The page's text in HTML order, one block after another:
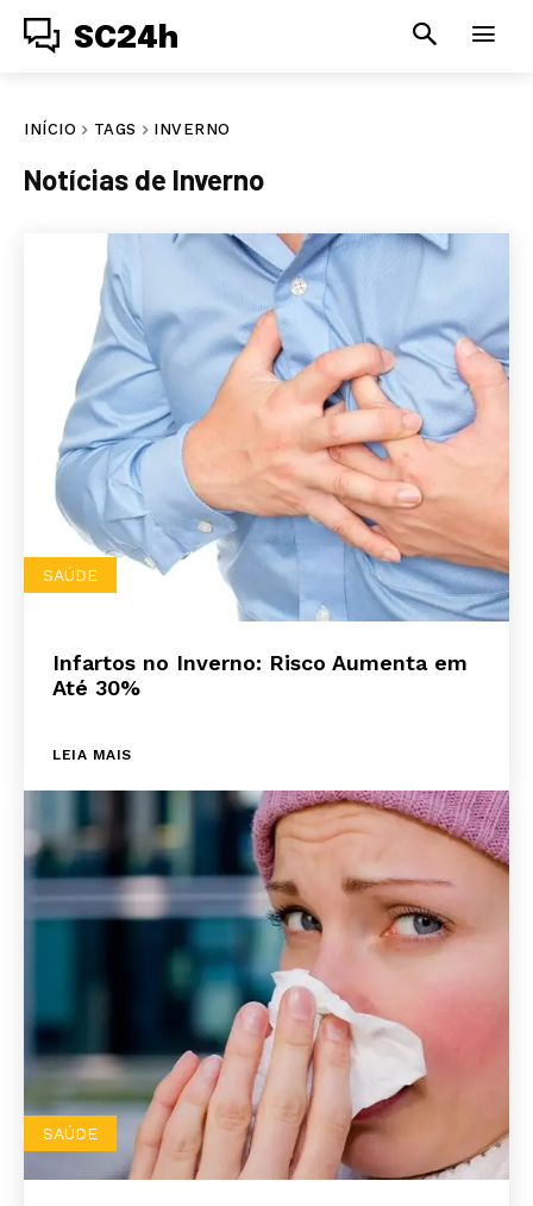
SC24h
INÍCIO TAGS INVERNO
Notícias de Inverno
SAÚDE
Infartos no Inverno: Risco Aumenta em
Até 30%
LEIA MAIS
SAÚDE